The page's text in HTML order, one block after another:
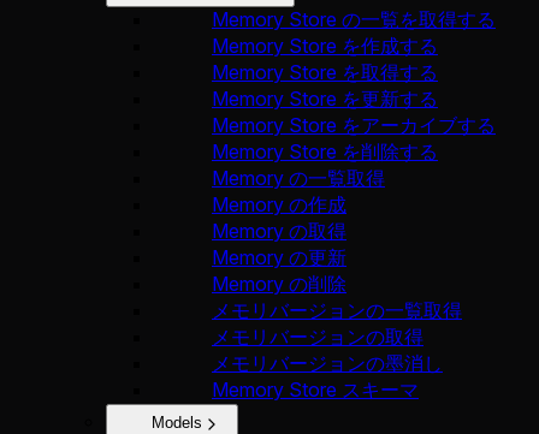
Memory Store の一覧を取得する
Memory Store を作成する
Memory Store を取得する
Memory Store を更新する
Memory Store をアーカイブする
Memory Store を削除する
Memory の一覧取得
Memory の作成
Memory の取得
Memory の更新
Memory の削除
メモリバージョンの一覧取得
メモリバージョンの取得
メモリバージョンの墨消し
Memory Store スキーマ
Models